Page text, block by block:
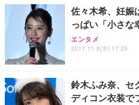
佐々木希、妊娠
っぱい「小さな
エンタメ
2017.11.8(水) 17:29
鈴木ふみ奈、セ
ディコン衣装で